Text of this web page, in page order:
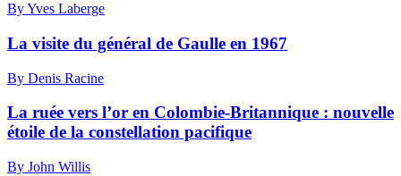
By Yves Laberge
La visite du général de Gaulle en 1967
By Denis Racine
La ruée vers l’or en Colombie-Britannique : nouvelle
étoile de la constellation pacifique
By John Willis